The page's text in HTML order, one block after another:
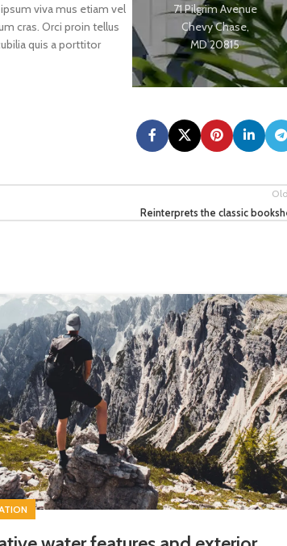
viva mus etiam vel
cras. Orci proin tellus
quis a porttitor
71 Pilgrim Avenue
Chevy Chase,
MD 20815
Reinterprets the classic